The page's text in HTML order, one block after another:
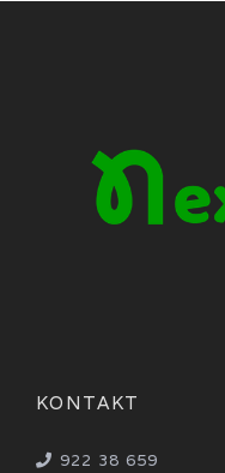
KONTAKT
 922 38 659